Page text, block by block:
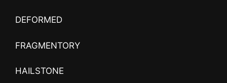
DEFORMED
FRAGMENTORY
HAILSTONE